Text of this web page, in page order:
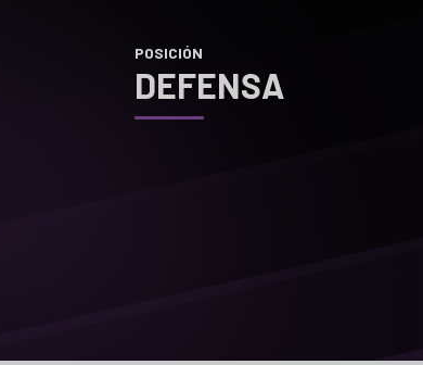
POSICIÓN
DEFENSA